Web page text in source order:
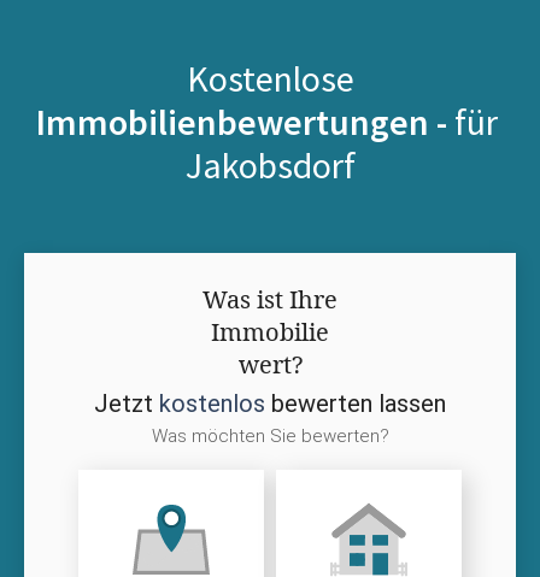
Kostenlose
Immobilienbewertungen - für
Jakobsdorf
Was ist Ihre
Immobilie
wert?
Jetzt kostenlos bewerten lassen
Was möchten Sie bewerten?